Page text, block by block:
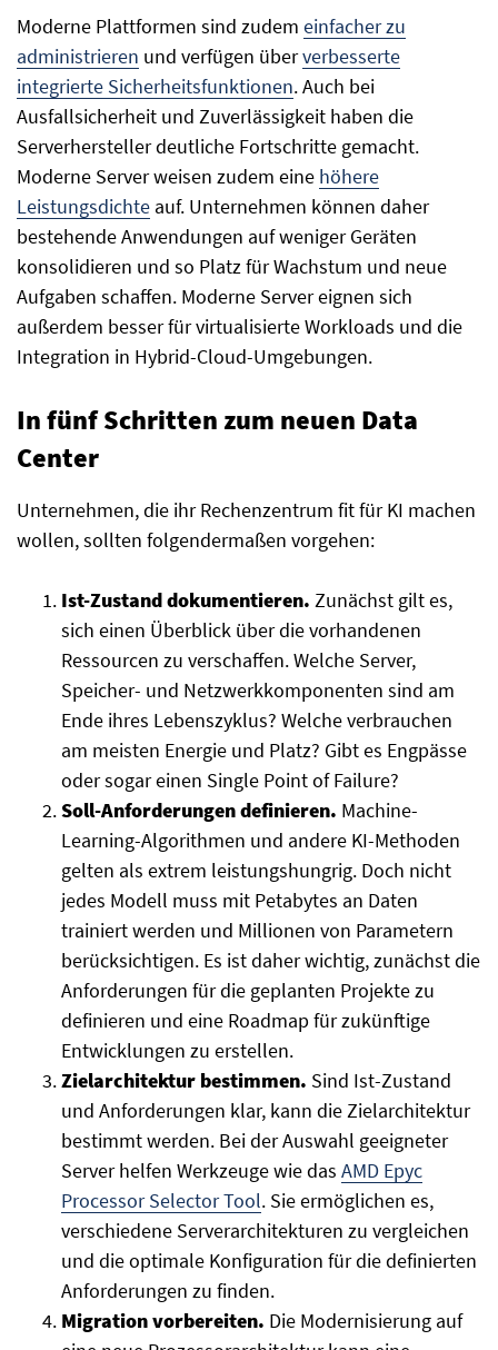
Moderne Plattformen sind zudem einfacher zu
administrieren und verfügen überverbesserte
integrierte Sicherheitsfunktionen. Auch bei
Ausfallsicherheit und Zuverlässigkeit haben die
Serverhersteller deutliche Fortschritte gemacht.
Moderne Server weisen zudem eine höhere
Leistungsdichte auf. Unternehmen können daher
bestehende Anwendungen auf weniger Geräten
konsolidieren und so Platz für Wachstum und neue
Aufgaben schaffen. Moderne Server eignen sich
außerdem besser für virtualisierte Workloads und die
Integration in Hybrid-Cloud-Umgebungen.
In fünf Schritten zum neuen Data
Center
Unternehmen, die ihr Rechenzentrum fit für KI machen
wollen, sollten folgendermaßen vorgehen:
Ist-Zustand dokumentieren. Zunächst gilt es,
sich einen Überblick über die vorhandenen
Ressourcen zu verschaffen. Welche Server,
Speicher- und Netzwerkkomponenten sind am
Ende ihres Lebenszyklus? Welche verbrauchen
am meisten Energie und Platz? Gibt es Engpässe
oder sogar einen Single Point of Failure?
Soll-Anforderungen definieren. Machine-
Learning-Algorithmen und andere KI-Methoden
gelten als extrem leistungshungrig. Doch nicht
jedes Modell muss mit Petabytes an Daten
trainiert werden und Millionen von Parametern
berücksichtigen. Es ist daher wichtig, zunächst die
Anforderungen für die geplanten Projekte zu
definieren und eine Roadmap für zukünftige
Entwicklungen zu erstellen.
Zielarchitektur bestimmen. Sind Ist-Zustand
und Anforderungen klar, kann die Zielarchitektur
bestimmt werden. Bei der Auswahl geeigneter
Server helfen Werkzeuge wie das AMD Epyc
Processor Selector Tool. Sie ermöglichen es,
verschiedene Serverarchitekturen zu vergleichen
und die optimale Konfiguration für die definierten
Anforderungen zu finden.
Migration vorbereiten. Die Modernisierung auf